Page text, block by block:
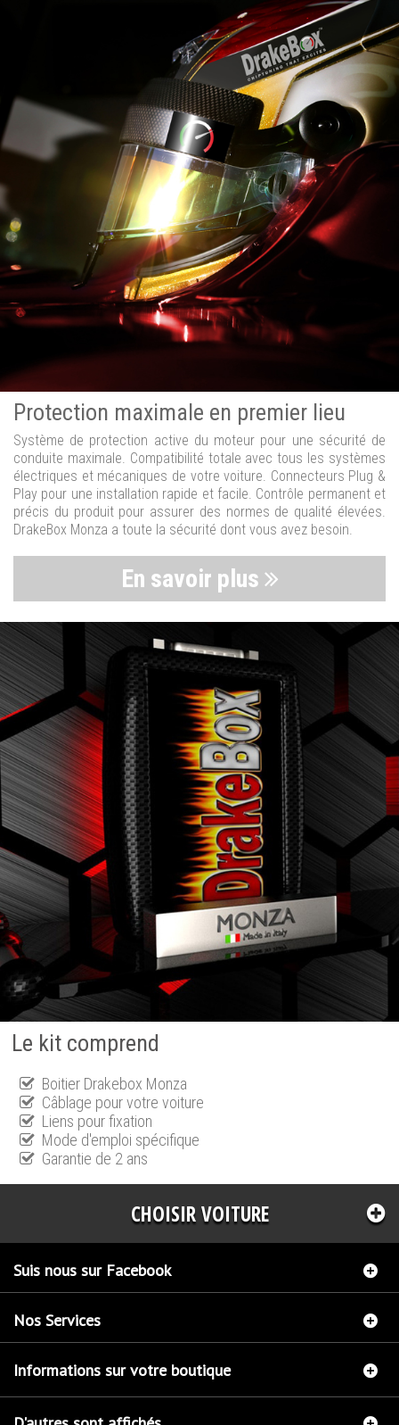
Protection maximale en premier lieu
Système de protection active du moteur pour une sécurité de
conduite maximale. Compatibilité totale avec tous les systèmes
électriques et mécaniques de votre voiture. Connecteurs Plug &
Play pour une installation rapide et facile. Contrôle permanent et
précis du produit pour assurer des normes de qualité élevées.
DrakeBox Monza a toute la sécurité dont vous avez besoin.
En savoir plus
Le kit comprend
Boitier Drakebox Monza
Câblage pour votre voiture
Liens pour fixation
Mode d'emploi spécifique
Garantie de 2 ans
CHOISIR VOITURE
Suis nous sur Facebook
Nos Services
Informations sur votre boutique